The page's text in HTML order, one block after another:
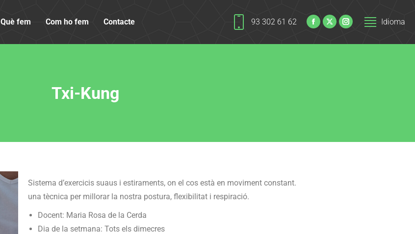
Què fem Com ho fem Contacte 93 302 61 62 Idioma
Txi-Kung
Sistema d’exercicis suaus i estiraments, on el cos està en moviment constant.
una tècnica per millorar la nostra postura, flexibilitat i respiració.
Docent: Maria Rosa de la Cerda
Dia de la setmana: Tots els dimecres